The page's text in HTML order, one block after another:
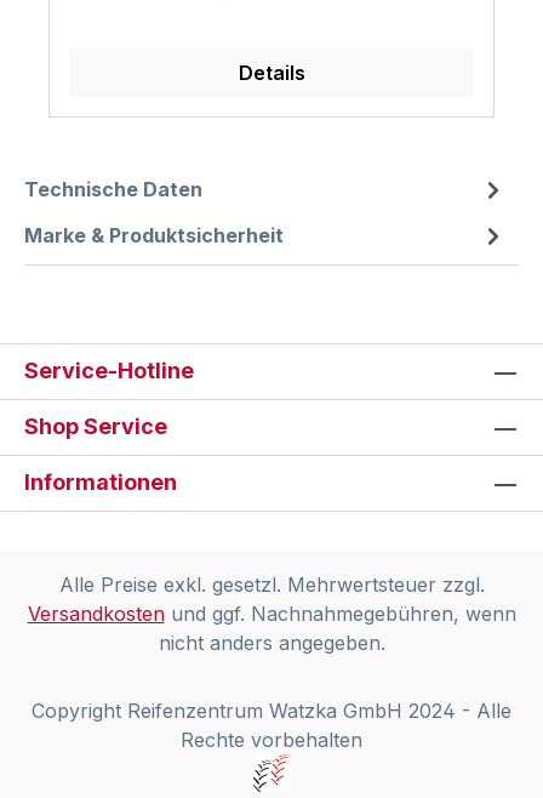
Details
Technische Daten
Marke & Produktsicherheit
Service-Hotline
Shop Service
Informationen
Alle Preise exkl. gesetzl. Mehrwertsteuer zzgl.
Versandkostenund ggf. Nachnahmegebühren, wenn
nicht anders angegeben.
Copyright Reifenzentrum Watzka GmbH 2024 - Alle
Rechte vorbehalten